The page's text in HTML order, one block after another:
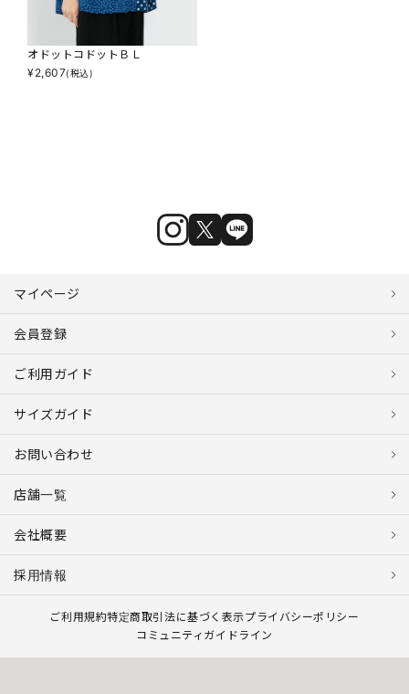
オドットコドットＢＬ
¥2,607(税込)
マイページ
会員登録
ご利用ガイド
サイズガイド
お問い合わせ
店舗一覧
会社概要
採用情報
ご利用規約特定商取引法に基づく表示プライバシーポリシー
コミュニティガイドライン